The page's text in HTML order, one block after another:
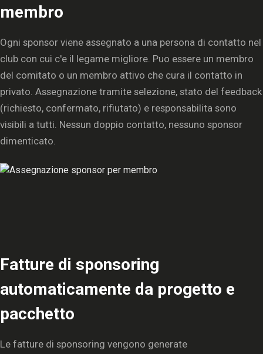
membro
Ogni sponsor viene assegnato a una persona di contatto nel
club con cui c'e il legame migliore. Puo essere un membro
del comitato o un membro attivo che cura il contatto in
privato. Assegnazione tramite selezione, stato del feedback
(richiesto, confermato, rifiutato) e responsabilita sono
visibili a tutti. Nessun doppio contatto, nessuno sponsor
dimenticato.
Fatture di sponsoring
automaticamente da progetto e
pacchetto
Le fatture di sponsoring vengono generate